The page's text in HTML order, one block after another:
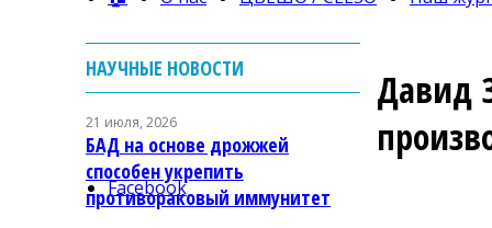
Facebook
Давид
НАУЧНЫЕ НОВОСТИ
21 июля, 2026
БАД на основе дрожжей
способен укрепить
противораковый иммунитет